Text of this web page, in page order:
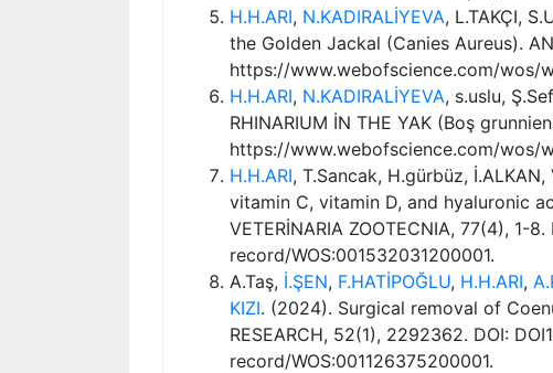
H.H.ARI, N.KADIRALİYEVA, L.TAKÇI,
the Golden Jackal (Canies Aureus).
https://www.webofscience.com/wos/
H.H.ARI, N.KADIRALİYEVA, s.uslu,
RHINARIUM İN THE YAK (Boş
https://www.webofscience.com/wos/
H.H.ARI, T.Sancak, H.gürbüz,
vitamin C, vitamin D, and hyaluronic
VETERİNARIA ZOOTECNIA, 77(4),
record/WOS:001532031200001.
A.Taş, İ.ŞEN, F.HATİPOĞLU, H.H.ARI,
KIZI. (2024). Surgical removal of
RESEARCH, 52(1), 2292362. DOI:
record/WOS:001126375200001.